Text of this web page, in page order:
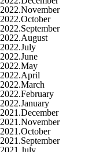
2022.November
2022.October
2022.September
2022.August
2022.July
2022.June
2022.May
2022.April
2022.March
2022.February
2022.January
2021.December
2021.November
2021.October
2021.September
2021.July